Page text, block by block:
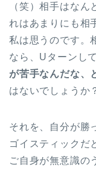
（笑）相手はな
れはあまりにも相
私は思うのです。
なら、Uターンし
が苦手なんだな、
はないでしょうか
それを、自分が勝
ゴイスティックだ
ご自身が無意識の